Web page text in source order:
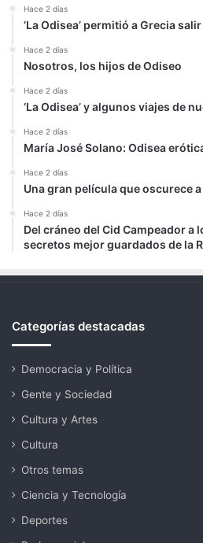
Hace 2 días
‘La Odisea’ permitió a Grecia
Hace 2 días
Nosotros, los hijos de Odiseo
Hace 2 días
‘La Odisea’ y algunos viajes de
Hace 2 días
María José Solano: Odisea
Hace 2 días
Una gran película que oscurece
Hace 2 días
Del cráneo del Cid Campeador a
secretos mejor guardados de la
Categorías destacadas
Democracia y Política
Gente y Sociedad
Cultura y Artes
Cultura
Otros temas
Ciencia y Tecnología
Deportes